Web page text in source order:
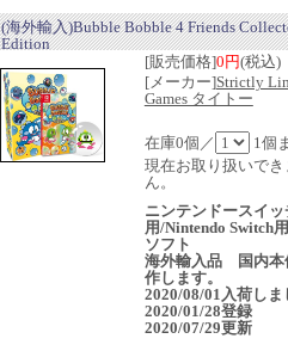
(海外輸入)Bubble Bobble 4 Friends
Edition
[販売価格]0円(税込)
[メーカー]Strictly
Games タイトー
在庫0個／
1個
現在お取り扱いでき
ん。
ニンテンドースイッ
用/Nintendo Switch
ソフト
海外輸入品 国内本
作します。
2020/08/01入荷しま
2020/01/28登録
2020/07/29更新